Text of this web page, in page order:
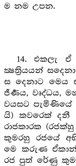
ම නම උපන.
14. එකලැ
ක්‍ෂත්‍රියයන්
ස දෙනාට මෙය
ජීර්‍ණය, වෘද්ධය,
වයසට පැමිණියේ
යි) කවරෙක් දනී
රාජකාරක
කුමරහු රජයේ
මෙ කරුණ
රජ පුත් රේණු